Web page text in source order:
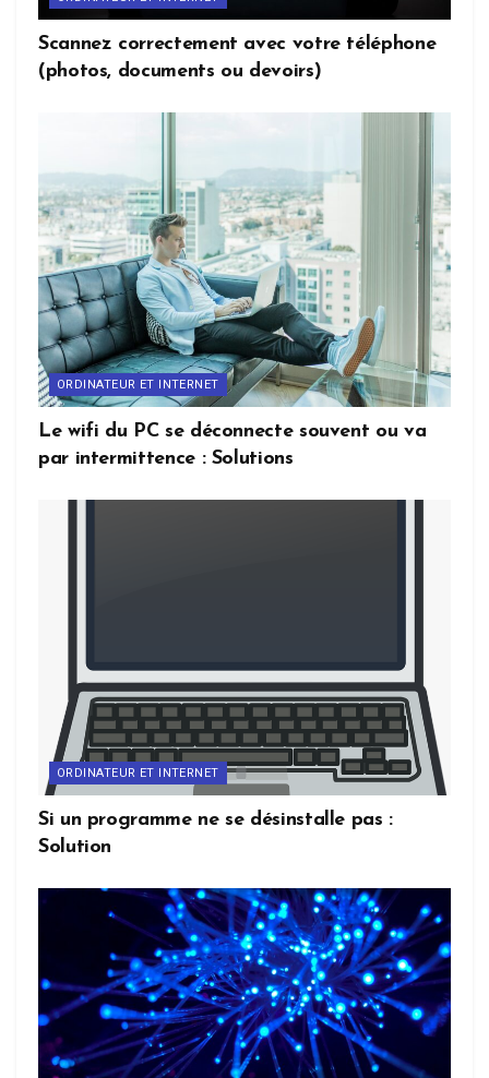
Scannez correctement avec votre téléphone
(photos, documents ou devoirs)
ORDINATEUR ET INTERNET
Le wifi du PC se déconnecte souvent ou va
par intermittence : Solutions
ORDINATEUR ET INTERNET
Si un programme ne se désinstalle pas :
Solution